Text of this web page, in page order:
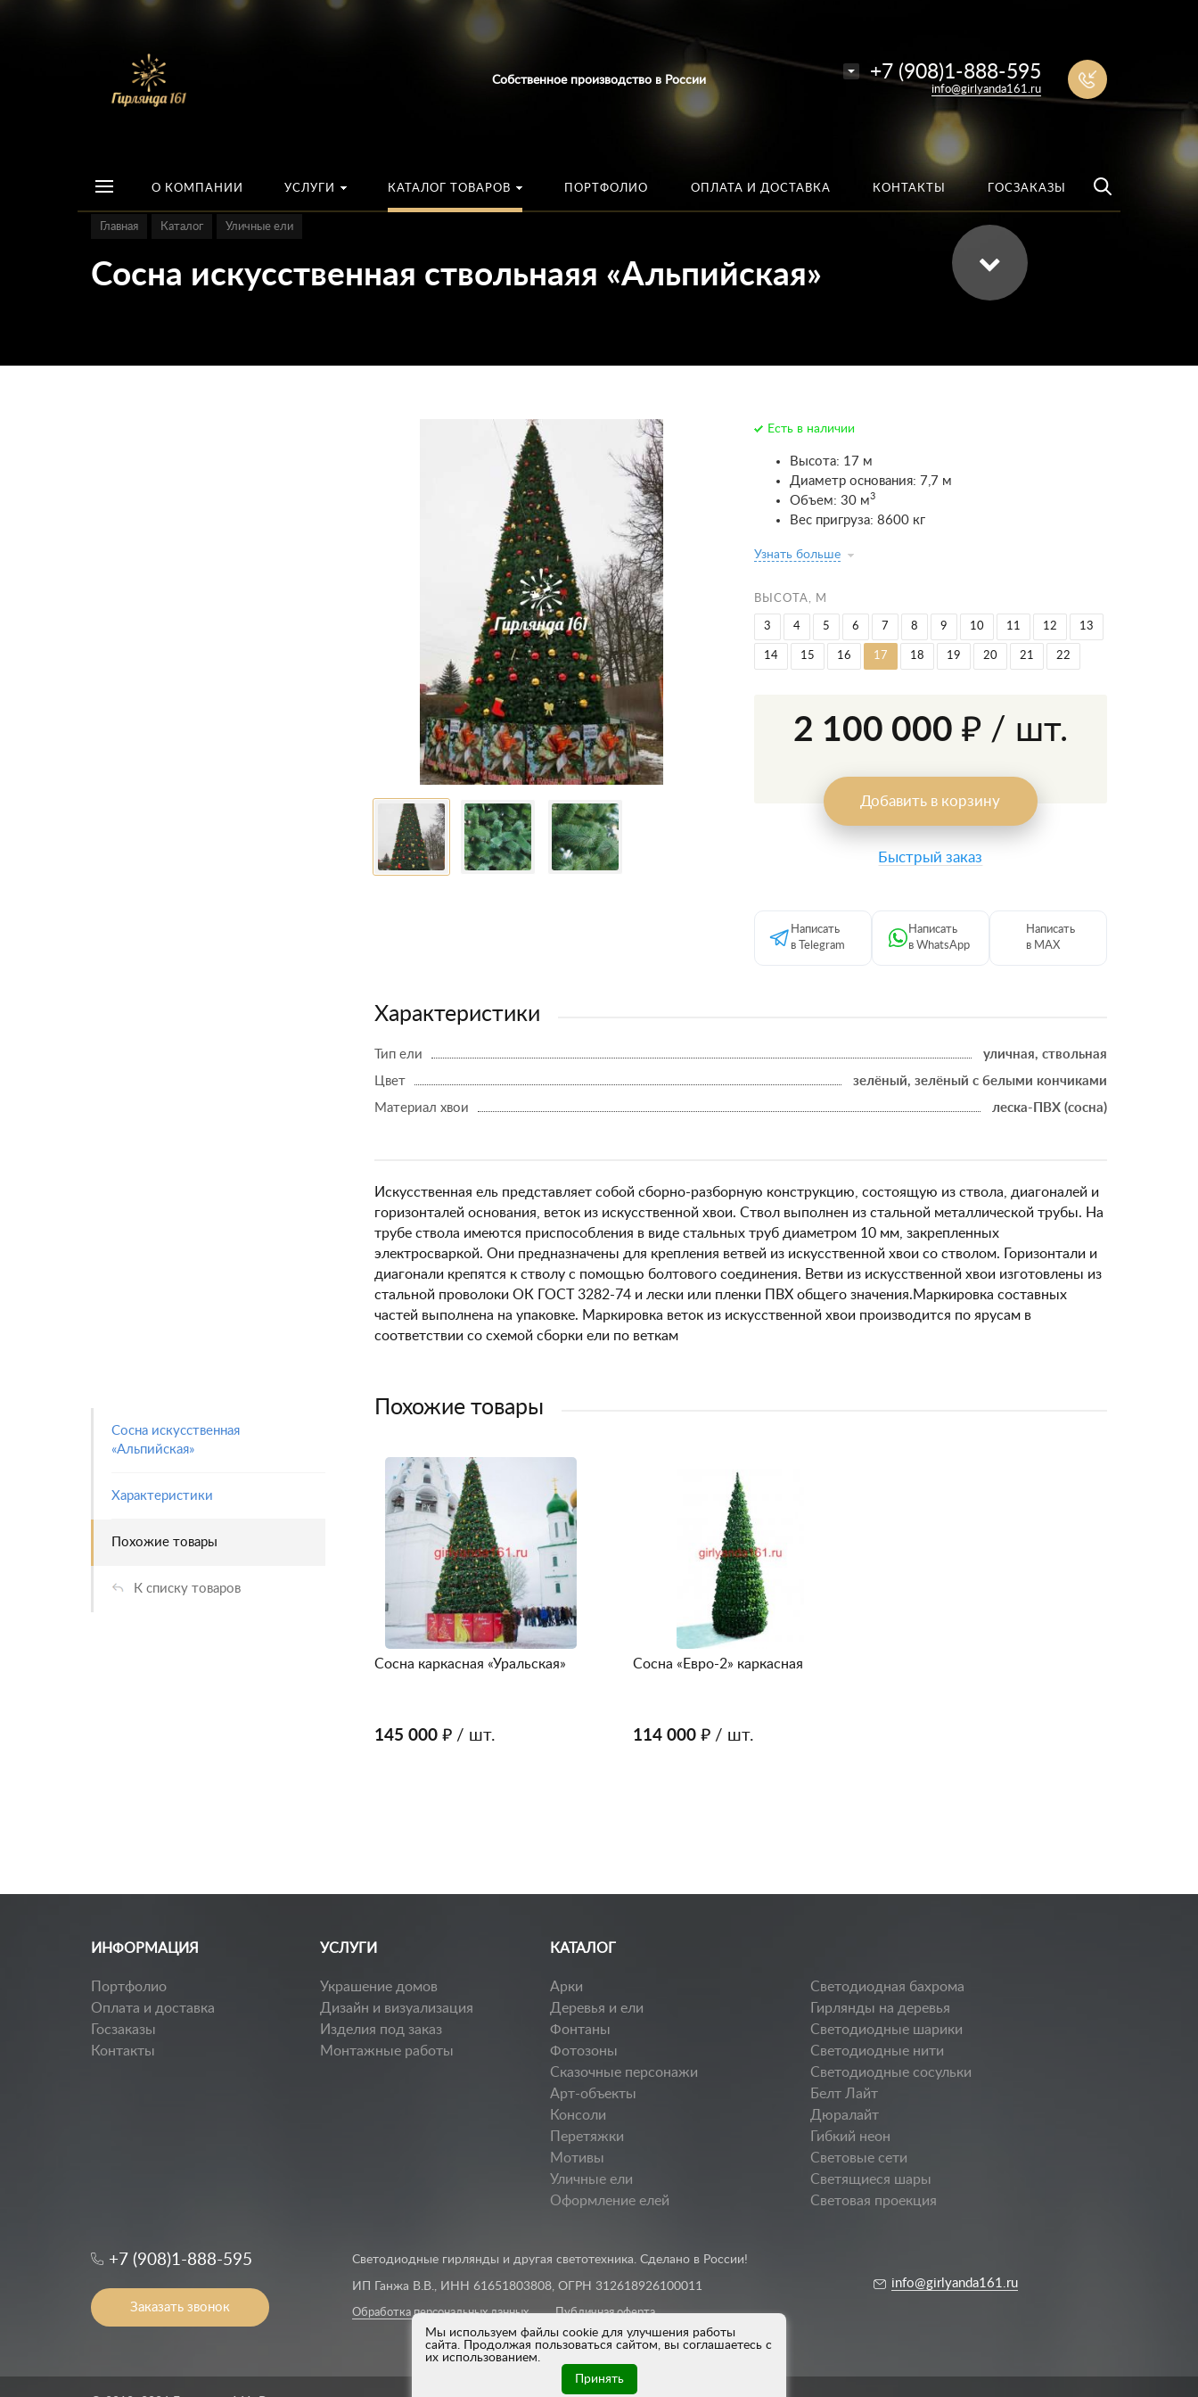
Собственное производство в России +7 (908)1-888-595
info@girlyanda161.ru
О КОМПАНИИ УСЛУГИ КАТАЛОГ ТОВАРОВ ПОРТФОЛИО ОПЛАТА И ДОСТАВКА КОНТАКТЫ ГОСЗАКАЗЫ
Главная Каталог Уличные ели
Сосна искусственная ствольнаяя «Альпийская»
Сосна искусственная
«Альпийская»
Характеристики
Похожие товары
К списку товаров
Есть в наличии
Высота: 17 м
Диаметр основания: 7,7 м
Объем: 30 м3
Вес пригруза: 8600 кг
Узнать больше
ВЫСОТА, М
3 4 5 6 7 8 9 10 11 12 13
14 15 16 17 18 19 20 21 22
2 100 000 ₽/ шт.
Добавить в корзину
Быстрый заказ
Написать
в Telegram
Написать
в WhatsApp
Написать
в MAX
Характеристики
Тип ели
уличная, ствольная
Цвет
зелёный, зелёный с белыми кончиками
Материал хвои
леска-ПВХ (сосна)
Искусственная ель представляет собой сборно-разборную конструкцию, состоящую из ствола, диагоналей и
горизонталей основания, веток из искусственной хвои. Ствол выполнен из стальной металлической трубы. На
трубе ствола имеются приспособления в виде стальных труб диаметром 10 мм, закрепленных
электросваркой. Они предназначены для крепления ветвей из искусственной хвои со стволом. Горизонтали и
диагонали крепятся к стволу с помощью болтового соединения. Ветви из искусственной хвои изготовлены из
стальной проволоки ОК ГОСТ 3282-74 и лески или пленки ПВХ общего значения.Маркировка составных
частей выполнена на упаковке. Маркировка веток из искусственной хвои производится по ярусам в
соответствии со схемой сборки ели по веткам
Похожие товары
Сосна каркасная «Уральская»
145 000 ₽/ шт.
Сосна «Евро-2» каркасная
114 000 ₽ / шт.
ИНФОРМАЦИЯ
Портфолио
Оплата и доставка
Госзаказы
Контакты
УСЛУГИ
Украшение домов
Дизайн и визуализация
Изделия под заказ
Монтажные работы
КАТАЛОГ
Арки
Деревья и ели
Фонтаны
Фотозоны
Сказочные персонажи
Арт-объекты
Консоли
Перетяжки
Мотивы
Уличные ели
Оформление елей
Светодиодная бахрома
Гирлянды на деревья
Светодиодные шарики
Светодиодные нити
Светодиодные сосульки
Белт Лайт
Дюралайт
Гибкий неон
Световые сети
Светящиеся шары
Световая проекция
+7 (908)1-888-595
Заказать звонок
Светодиодные гирлянды и другая светотехника. Сделано в России!
ИП Ганжа В.В., ИНН 61651803808, ОГРН 312618926100011
Обработка персональных данных Публичная оферта
info@girlyanda161.ru
Мы используем файлы cookie для улучшения работы
сайта. Продолжая пользоваться сайтом, вы соглашаетесь с
их использованием.
Принять